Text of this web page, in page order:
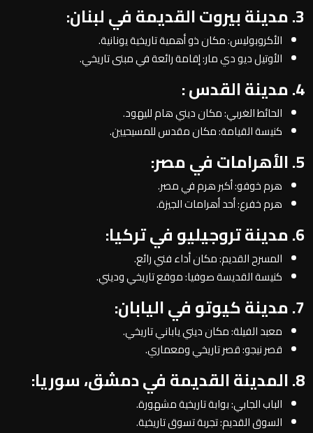
3. مدينة بيروت القديمة في لبنان:
الأكروبوليس: مكان ذو أهمية تاريخية يونانية.
الأوتيل ديو دي مار: إقامة رائعة في مبنى تاريخي.
4. مدينة القدس :
الحائط الغربي: مكان ديني هام لليهود.
كنيسة القيامة: مكان مقدس للمسيحيين.
5. الأهرامات في مصر:
هرم خوفو: أكبر هرم في مصر.
هرم خفرع: أحد أهرامات الجيزة.
6. مدينة تروجيليو في تركيا:
المسرح القديم: مكان أداء فني رائع.
كنيسة القديسة صوفيا: موقع تاريخي وديني.
7. مدينة كيوتو في اليابان:
معبد الفيلة: مكان ديني ياباني تاريخي.
قصر نيجو: قصر تاريخي ومعماري.
8. المدينة القديمة في دمشق، سوريا:
الباب الجابي: بوابة تاريخية مشهورة.
السوق القديم: تجربة تسوق تاريخية.